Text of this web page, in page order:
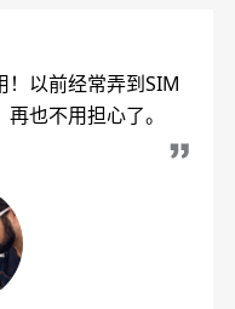
！以前经常弄到SIM
也不用担心了。